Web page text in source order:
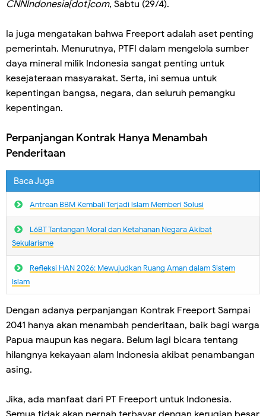
CNNIndonesia[dot]com, Sabtu (29/4).
Ia juga mengatakan bahwa Freeport adalah aset penting
pemerintah. Menurutnya, PTFI dalam mengelola sumber
daya mineral milik Indonesia sangat penting untuk
kesejateraan masyarakat. Serta, ini semua untuk
kepentingan bangsa, negara, dan seluruh pemangku
kepentingan.
Perpanjangan Kontrak Hanya Menambah
Penderitaan
Baca Juga
Antrean BBM Kembali Terjadi lslam Memberi Solusi
L6BT Tantangan Moral dan Ketahanan Negara Akibat
Sekularisme
Refleksi HAN 2026: Mewujudkan Ruang Aman dalam Sistem
Islam
Dengan adanya perpanjangan Kontrak Freeport Sampai
2041 hanya akan menambah penderitaan, baik bagi warga
Papua maupun kas negara. Belum lagi bicara tentang
hilangnya kekayaan alam Indonesia akibat penambangan
asing.
Jika, ada manfaat dari PT Freeport untuk Indonesia.